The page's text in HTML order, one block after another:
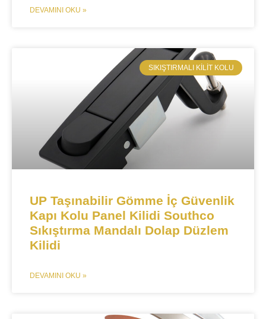
DEVAMINI OKU »
SIKIŞTIRMALI KILIT KOLU​
UP Taşınabilir Gömme İç Güvenlik
Kapı Kolu Panel Kilidi Southco
Sıkıştırma Mandalı Dolap Düzlem
Kilidi
DEVAMINI OKU »